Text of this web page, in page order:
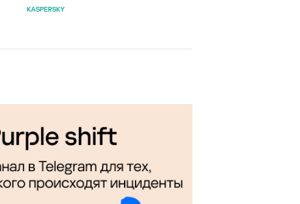
KASPERSKY